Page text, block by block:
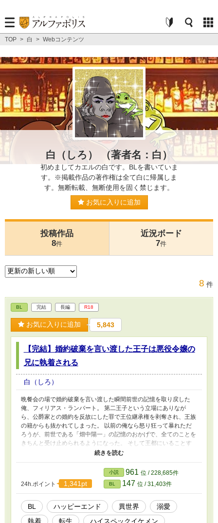
TOP > 白 > Webコンテンツ
白（しろ） （著者名：白）
初めましてカエルの白です。BLを書いていま
す。※掲載作品の著作権は全て白に帰属しま
す。無断転載、無断使用を固く禁じます。
お気に入りに追加
投稿作品
8件
近況ボード
7件
8 件
BL 完結 長編 R18
お気に入りに追加 5,843
【完結】婚約破棄を言い渡した王子は悪役令嬢の
兄に執着される
白（しろ）
晩餐会の場で婚約破棄を言い渡した瞬間前世の記憶を取り戻した
俺、フィリアス・ランバート。 第二王子という立場にありなが
ら、公爵家との婚約を反故にした罪で王位継承権を剥奪され、王族
の籍からも抜かれてしまった。 以前の俺なら怒り狂って暴れただ
ろうが、前世である「畑中陽一」の記憶のおかげで、全てのことを
きちんと受け止められるようになった。 そして王都にいることす
ら許されなくなった俺は、悪役令嬢の兄であるリュシアン・フォー
クナーが治める領地で監視されることとなった。 「あなたはなに
もしなくていいのです」 リュシアンにはそう言われたが、前世日
本人の血が働かざるもの食うべからずと訴えてくる……！ そんな
こんなで仕事を見つけ出したフィリアスの今までとは違う様子に、
周囲はもちろんリュシアンも驚く。 心を入れ替えたフィリアスに
だんだんと冷たかったリュシアンの態度も変わってきて……？ こ
れは秘密を抱えた次期公爵と、全て失ったら逆に吹っ切れた元王子
24h.ポイント 1,341pt
小説 961 位 / 228,685件
BL 147 位 / 31,403件
BL ハッピーエンド 異世界
溺愛
執着
転生
ハイスペックイケメン